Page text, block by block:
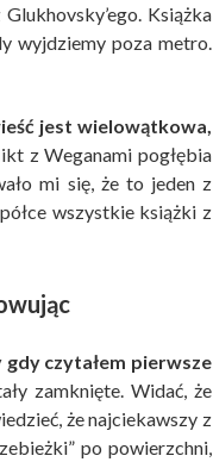
Książka
wyjdziemy poza metro.
jest wielowątkowa,
z Weganami pogłębia
mi się, że to jeden z
wszystkie książki z
czytałem pierwsze
zamknięte. Widać, że
że najciekawszy z
po powierzchni,